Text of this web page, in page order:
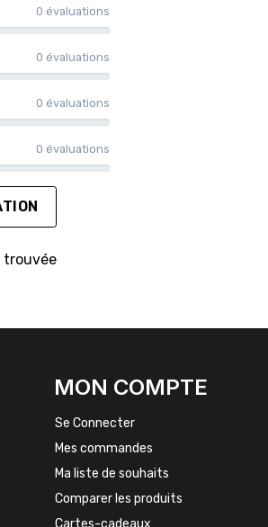
0 évaluations
0 évaluations
0 évaluations
0 évaluations
trouvée
MON COMPTE
Se Connecter
Mes commandes
Ma liste de souhaits
Comparer les produits
Cartes-cadeaux